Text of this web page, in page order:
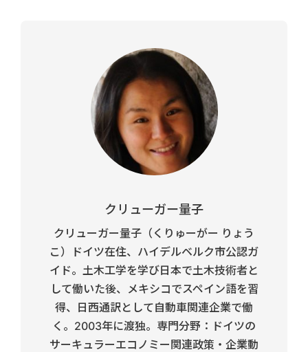
クリューガー量子
クリューガー量子（くりゅーがー りょう
こ）ドイツ在住、ハイデルベルク市公認ガ
イド。土木工学を学び日本で土木技術者と
して働いた後、メキシコでスペイン語を習
得、日西通訳として自動車関連企業で働
く。2003年に渡独。専門分野：ドイツの
サーキュラーエコノミー関連政策・企業動